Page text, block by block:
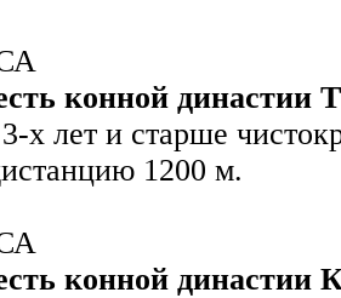
конной династии
х лет и старше
1200 м.
конной династии